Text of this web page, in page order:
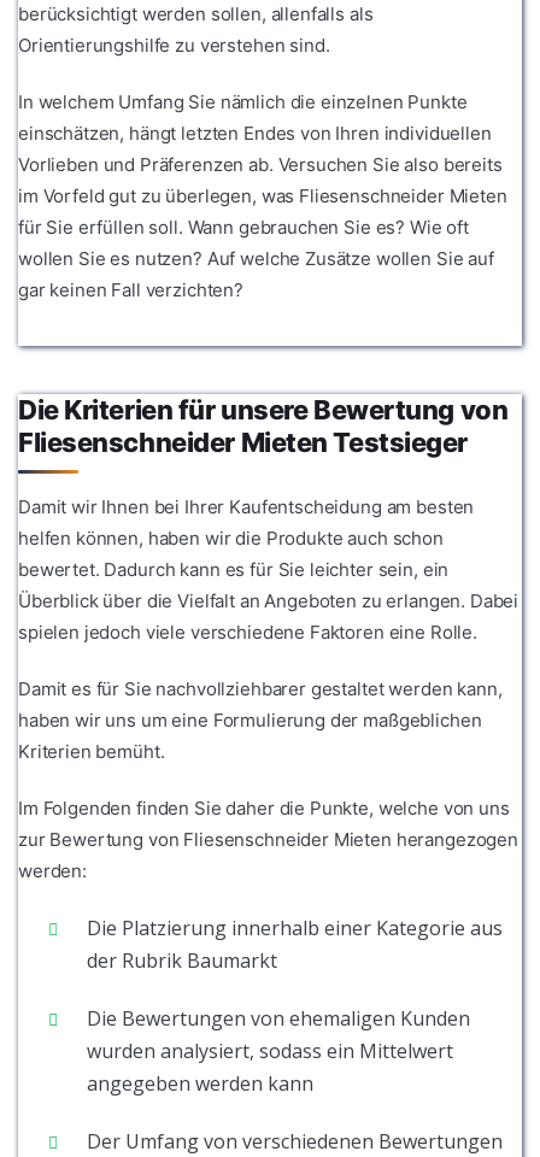
berücksichtigt werden sollen, allenfalls als
Orientierungshilfe zu verstehen sind.
In welchem Umfang Sie nämlich die einzelnen Punkte
einschätzen, hängt letzten Endes von Ihren individuellen
Vorlieben und Präferenzen ab. Versuchen Sie also bereits
im Vorfeld gut zu überlegen, was Fliesenschneider Mieten
für Sie erfüllen soll. Wann gebrauchen Sie es? Wie oft
wollen Sie es nutzen? Auf welche Zusätze wollen Sie auf
gar keinen Fall verzichten?
Die Kriterien für unsere Bewertung von
Fliesenschneider Mieten Testsieger
Damit wir Ihnen bei Ihrer Kaufentscheidung am besten
helfen können, haben wir die Produkte auch schon
bewertet. Dadurch kann es für Sie leichter sein, ein
Überblick über die Vielfalt an Angeboten zu erlangen. Dabei
spielen jedoch viele verschiedene Faktoren eine Rolle.
Damit es für Sie nachvollziehbarer gestaltet werden kann,
haben wir uns um eine Formulierung der maßgeblichen
Kriterien bemüht.
Im Folgenden finden Sie daher die Punkte, welche von uns
zur Bewertung von Fliesenschneider Mieten herangezogen
werden:
Die Platzierung innerhalb einer Kategorie aus
der Rubrik Baumarkt
Die Bewertungen von ehemaligen Kunden
wurden analysiert, sodass ein Mittelwert
angegeben werden kann
Der Umfang von verschiedenen Bewertungen